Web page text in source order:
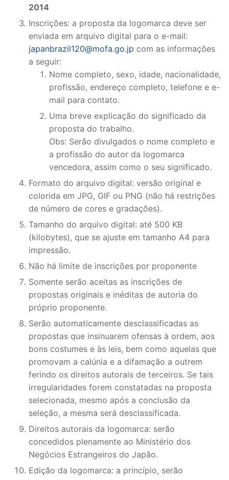
2014
Inscrições: a proposta da logomarca deve ser
enviada em arquivo digital para o e-mail:
japanbrazil120@mofa.go.jp com as informações
a seguir:
Nome completo, sexo, idade, nacionalidade,
profissão, endereço completo, telefone e e-
mail para contato.
Uma breve explicação do significado da
proposta do trabalho.
Obs: Serão divulgados o nome completo e
a profissão do autor da logomarca
vencedora, assim como o seu significado.
Formato do arquivo digital: versão original e
colorida em JPG, GIF ou PNG (não há restrições
de número de cores e gradações).
Tamanho do arquivo digital: até 500 KB
(kilobytes), que se ajuste em tamanho A4 para
impressão.
Não há limite de inscrições por proponente
Somente serão aceitas as inscrições de
propostas originais e inéditas de autoria do
próprio proponente.
Serão automaticamente desclassificadas as
propostas que insinuarem ofensas à ordem, aos
bons costumes e às leis, bem como aquelas que
promovam a calúnia e a difamação a outrem
ferindo os direitos autorais de terceiros. Se tais
irregularidades forem constatadas na proposta
selecionada, mesmo após a conclusão da
seleção, a mesma será desclassificada.
Direitos autorais da logomarca: serão
concedidos plenamente ao Ministério dos
Negócios Estrangeiros do Japão.
Edição da logomarca: a princípio, serão